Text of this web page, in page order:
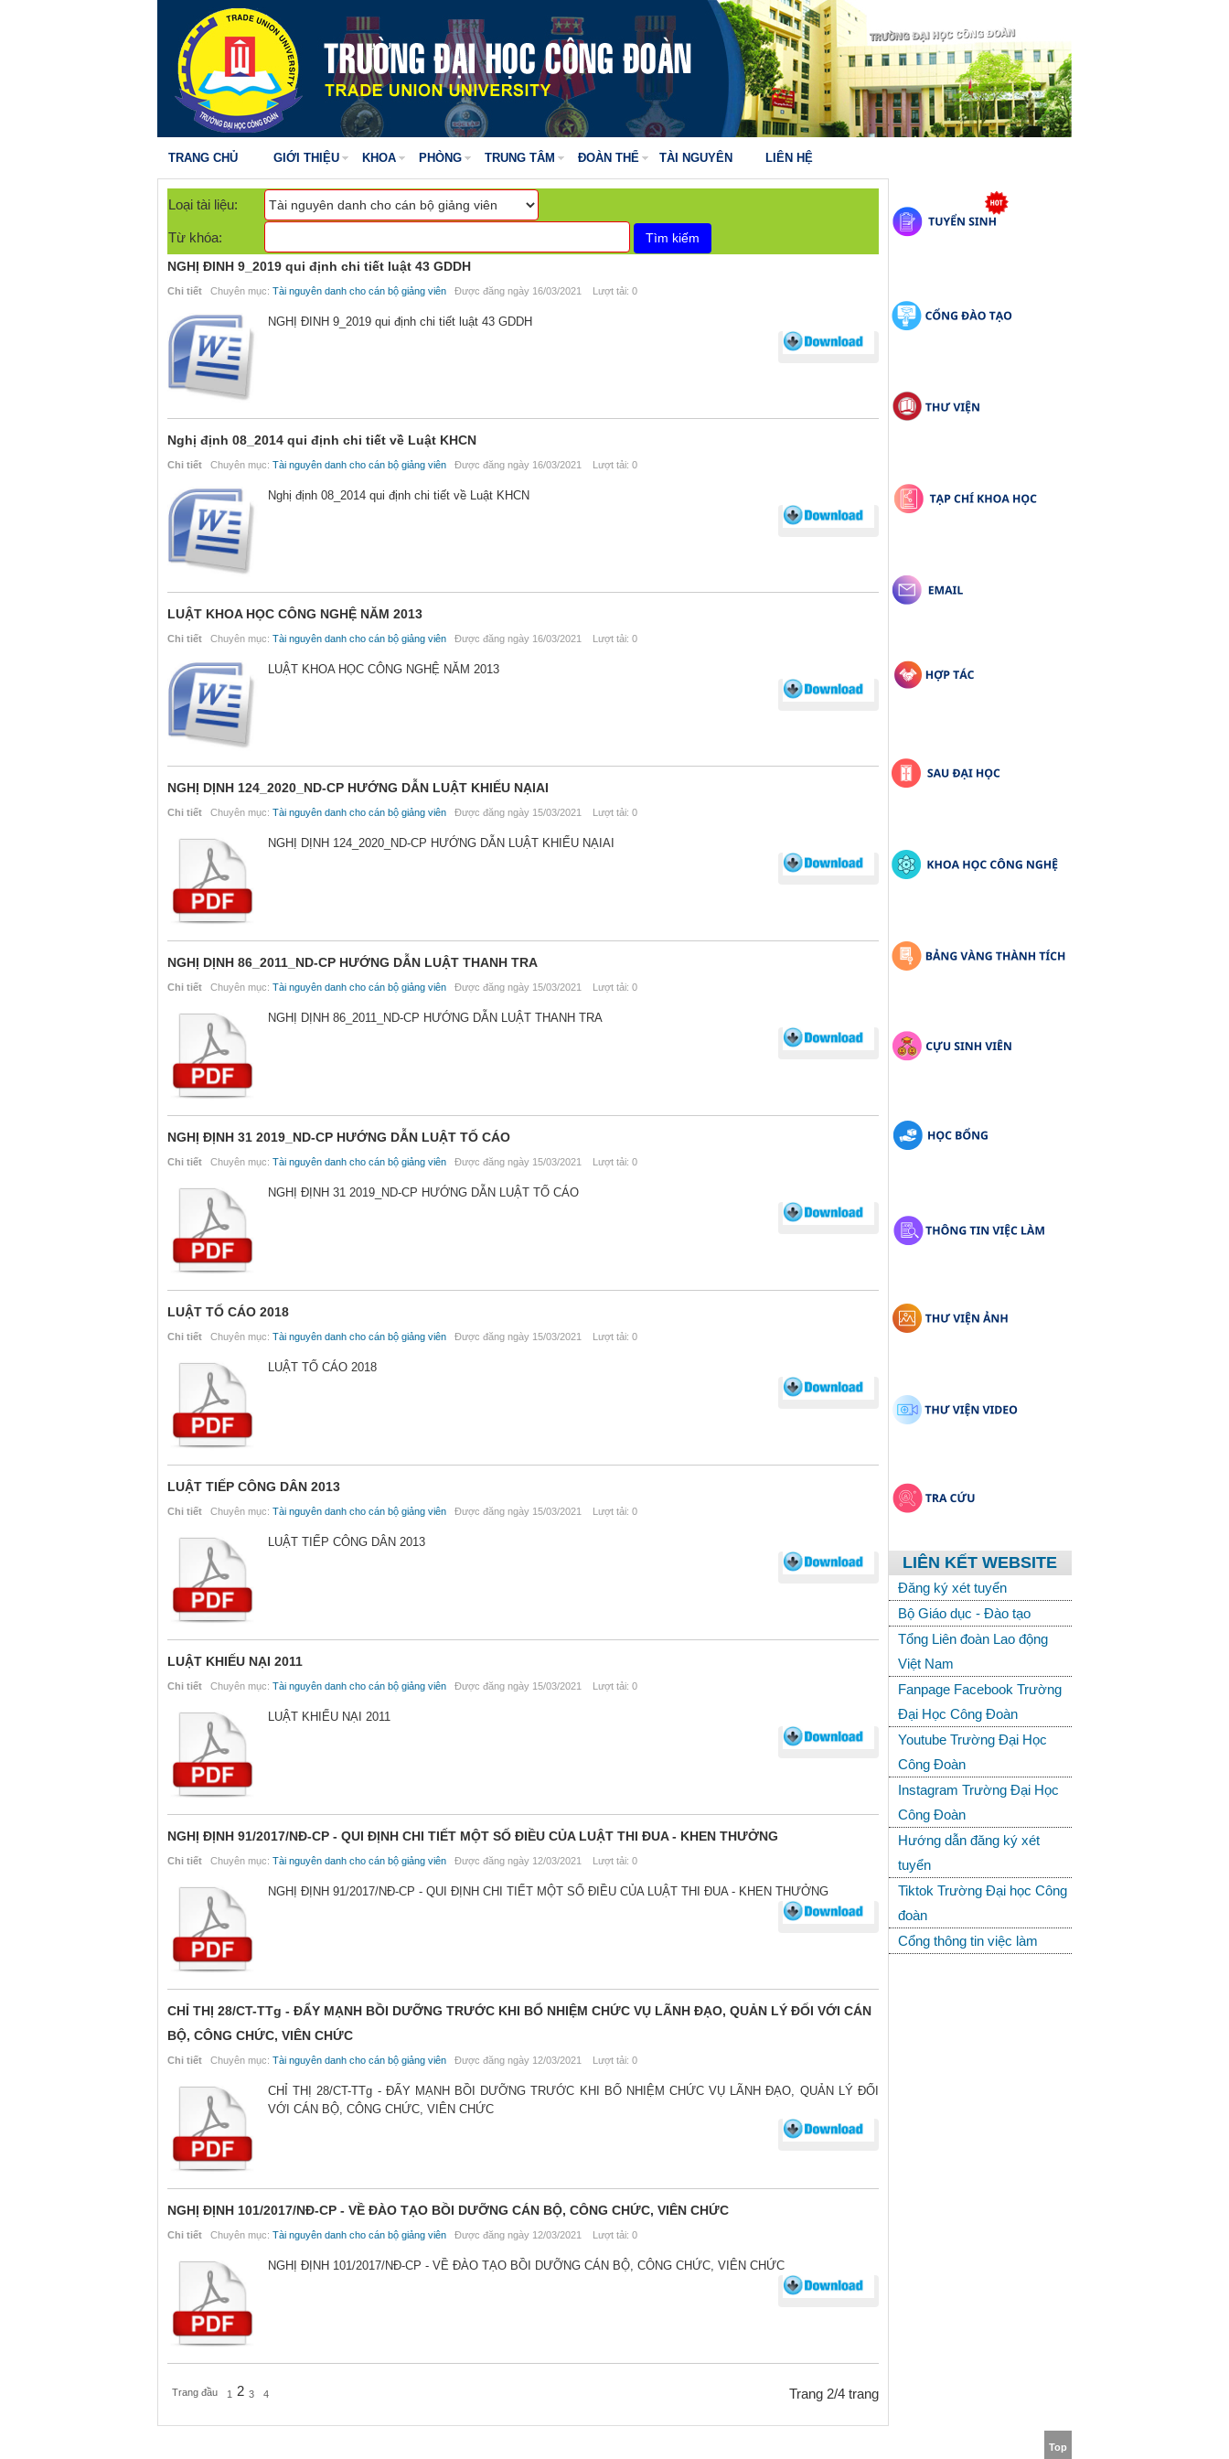
TRANG CHỦ GIỚI THIỆU KHOA PHÒNG TRUNG TÂM ĐOÀN THỂ TÀI NGUYÊN LIÊN HỆ
Loại tài liệu:
Từ khóa:
NGHỊ ĐINH 9_2019 qui định chi tiết luật 43 GDDH
Chi tiết Chuyên mục: Tài nguyên danh cho cán bộ giảng viên Được đăng ngày 16/03/2021 Lượt tải: 0
NGHỊ ĐINH 9_2019 qui định chi tiết luật 43 GDDH
Nghị định 08_2014 qui định chi tiết về Luật KHCN
Chi tiết Chuyên mục: Tài nguyên danh cho cán bộ giảng viên Được đăng ngày 16/03/2021 Lượt tải: 0
Nghị định 08_2014 qui định chi tiết về Luật KHCN
LUẬT KHOA HỌC CÔNG NGHỆ NĂM 2013
Chi tiết Chuyên mục: Tài nguyên danh cho cán bộ giảng viên Được đăng ngày 16/03/2021 Lượt tải: 0
LUẬT KHOA HỌC CÔNG NGHỆ NĂM 2013
NGHỊ DỊNH 124_2020_ND-CP HƯỚNG DẪN LUẬT KHIẾU NẠIAI
Chi tiết Chuyên mục: Tài nguyên danh cho cán bộ giảng viên Được đăng ngày 15/03/2021 Lượt tải: 0
NGHỊ DỊNH 124_2020_ND-CP HƯỚNG DẪN LUẬT KHIẾU NẠIAI
NGHỊ DỊNH 86_2011_ND-CP HƯỚNG DẪN LUẬT THANH TRA
Chi tiết Chuyên mục: Tài nguyên danh cho cán bộ giảng viên Được đăng ngày 15/03/2021 Lượt tải: 0
NGHỊ DỊNH 86_2011_ND-CP HƯỚNG DẪN LUẬT THANH TRA
NGHỊ ĐỊNH 31 2019_ND-CP HƯỚNG DẪN LUẬT TỐ CÁO
Chi tiết Chuyên mục: Tài nguyên danh cho cán bộ giảng viên Được đăng ngày 15/03/2021 Lượt tải: 0
NGHỊ ĐỊNH 31 2019_ND-CP HƯỚNG DẪN LUẬT TỐ CÁO
LUẬT TỐ CÁO 2018
Chi tiết Chuyên mục: Tài nguyên danh cho cán bộ giảng viên Được đăng ngày 15/03/2021 Lượt tải: 0
LUẬT TỐ CÁO 2018
LUẬT TIẾP CÔNG DÂN 2013
Chi tiết Chuyên mục: Tài nguyên danh cho cán bộ giảng viên Được đăng ngày 15/03/2021 Lượt tải: 0
LUẬT TIẾP CÔNG DÂN 2013
LUẬT KHIẾU NẠI 2011
Chi tiết Chuyên mục: Tài nguyên danh cho cán bộ giảng viên Được đăng ngày 15/03/2021 Lượt tải: 0
LUẬT KHIẾU NẠI 2011
NGHỊ ĐỊNH 91/2017/NĐ-CP - QUI ĐỊNH CHI TIẾT MỘT SỐ ĐIỀU CỦA LUẬT THI ĐUA - KHEN THƯỞNG
Chi tiết Chuyên mục: Tài nguyên danh cho cán bộ giảng viên Được đăng ngày 12/03/2021 Lượt tải: 0
NGHỊ ĐỊNH 91/2017/NĐ-CP - QUI ĐỊNH CHI TIẾT MỘT SỐ ĐIỀU CỦA LUẬT THI ĐUA - KHEN THƯỞNG
CHỈ THỊ 28/CT-TTg - ĐẨY MẠNH BỒI DƯỠNG TRƯỚC KHI BỔ NHIỆM CHỨC VỤ LÃNH ĐẠO, QUẢN LÝ ĐỐI VỚI CÁN
BỘ, CÔNG CHỨC, VIÊN CHỨC
Chi tiết Chuyên mục: Tài nguyên danh cho cán bộ giảng viên Được đăng ngày 12/03/2021 Lượt tải: 0
CHỈ THỊ 28/CT-TTg - ĐẨY MẠNH BỒI DƯỠNG TRƯỚC KHI BỔ NHIỆM CHỨC VỤ LÃNH ĐẠO, QUẢN LÝ ĐỐI
VỚI CÁN BỘ, CÔNG CHỨC, VIÊN CHỨC
NGHỊ ĐỊNH 101/2017/NĐ-CP - VỀ ĐÀO TẠO BỒI DƯỠNG CÁN BỘ, CÔNG CHỨC, VIÊN CHỨC
Chi tiết Chuyên mục: Tài nguyên danh cho cán bộ giảng viên Được đăng ngày 12/03/2021 Lượt tải: 0
NGHỊ ĐỊNH 101/2017/NĐ-CP - VỀ ĐÀO TẠO BỒI DƯỠNG CÁN BỘ, CÔNG CHỨC, VIÊN CHỨC
Trang 2/4 trang
Trang đầu 1 2 3 4
LIÊN KẾT WEBSITE
Đăng ký xét tuyển
Bộ Giáo dục - Đào tạo
Tổng Liên đoàn Lao động
Việt Nam
Fanpage Facebook Trường
Đại Học Công Đoàn
Youtube Trường Đại Học
Công Đoàn
Instagram Trường Đại Học
Công Đoàn
Hướng dẫn đăng ký xét
tuyển
Tiktok Trường Đại học Công
đoàn
Cổng thông tin việc làm
Top